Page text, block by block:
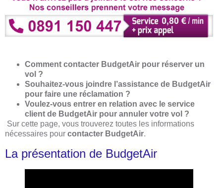
Comment contacter BudgetAir pour réserver un
vol ?
Souhaitez-vous joindre l’assistance de BudgetAir
pour faire une réclamation ?
Voulez-vous entrer en relation avec le service
client de BudgetAir pour annuler votre vol ?
Sur cette page, vous trouverez toutes les informations
nécessaires pour contacter BudgetAir.
La présentation de BudgetAir